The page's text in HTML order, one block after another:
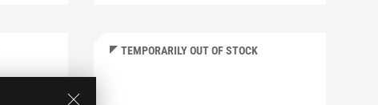
TEMPORARILY OUT OF STOCK